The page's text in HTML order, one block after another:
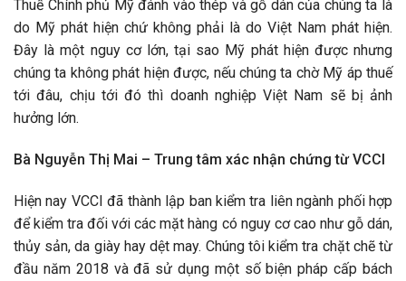
Thuế Chính phủ Mỹ đánh vào thép và gỗ dán của chúng ta là
do Mỹ phát hiện chứ không phải là do Việt Nam phát hiện.
Đây là một nguy cơ lớn, tại sao Mỹ phát hiện được nhưng
chúng ta không phát hiện được, nếu chúng ta chờ Mỹ áp thuế
tới đâu, chịu tới đó thì doanh nghiệp Việt Nam sẽ bị ảnh
hưởng lớn.
Bà Nguyễn Thị Mai – Trung tâm xác nhận chứng từ VCCI
Hiện nay VCCI đã thành lập ban kiểm tra liên ngành phối hợp
để kiểm tra đối với các mặt hàng có nguy cơ cao như gỗ dán,
thủy sản, da giày hay dệt may. Chúng tôi kiểm tra chặt chẽ từ
đầu năm 2018 và đã sử dụng một số biện pháp cấp bách